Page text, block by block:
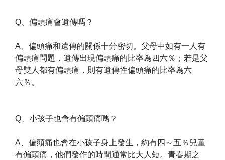
Q、偏頭痛會遺傳嗎？
A、偏頭痛和遺傳的關係十分密切。父母中如有一人有
偏頭痛問題，遺傳出現偏頭痛的比率為四六％；若是父
母雙人都有偏頭痛，則有遺傳性偏頭痛的比率為六
六％。
Q、小孩子也會有偏頭痛嗎？
A、偏頭痛也會在小孩子身上發生，約有四～五％兒童
有偏頭痛，他們發作的時間通常比大人短。青春期之